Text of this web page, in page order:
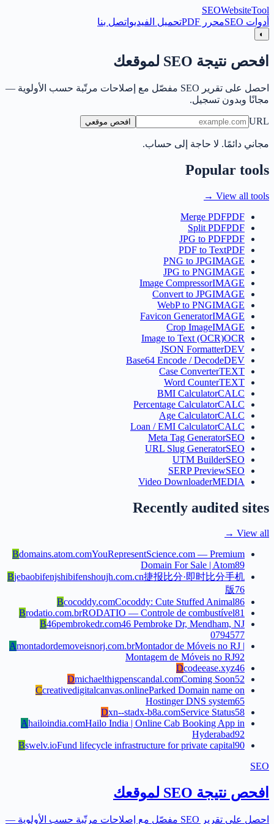
SEOWebsiteTool
أدوات SEO
محرر PDF تحميل الفيديو اتصل بنا
◐
افحص نتيجة SEO لموقعك
احصل على تقرير SEO مفصّل مع إصلاحات مرتّبة حسب الأولوية —
مجانًا وبدون تسجيل.
URL افحص موقعي
مجاني دائمًا. لا حاجة إلى حساب.
Popular tools
View all tools →
Merge PDFPDF
Split PDFPDF
JPG to PDFPDF
PDF to TextPDF
PNG to JPGIMAGE
JPG to PNGIMAGE
Image CompressorIMAGE
Convert to JPGIMAGE
WebP to PNGIMAGE
Favicon GeneratorIMAGE
Crop ImageIMAGE
Image to Text (OCR)OCR
JSON FormatterDEV
Base64 Encode / DecodeDEV
Case ConverterTEXT
Word CounterTEXT
BMI CalculatorCALC
Percentage CalculatorCALC
Age CalculatorCALC
Loan / EMI CalculatorCALC
Meta Tag GeneratorSEO
URL Slug GeneratorSEO
UTM BuilderSEO
SERP PreviewSEO
Video DownloaderMEDIA
Recently audited sites
View all →
Bdomains.atom.comYouRepresentScience.com — Premium
Domain For Sale | Atom89
Bjebaobifenjshibifenshoujh.com.cn捷报比分·即时比分手机
版76
Bcocoddy.comCocoddy: Cute Stuffed Animal86
Brodatio.com.brRODATIO — Controle de combustível81
B46pembrokedr.com46 Pembroke Dr, Mendham, NJ
0794577
Amontadordemoveisnorj.com.brMontador de Móveis no RJ |
Montagem de Móveis no RJ92
Dcodeease.xyz46
Dmichaelthigpenscandal.comComing Soon52
Ccreativedigitalcanvas.onlineParked Domain name on
Hostinger DNS system65
Dxn--stadx-b8a.comService Status58
Ahailoindia.comHailo India | Online Cab Booking App in
Hyderabad92
Bswelv.ioFund lifecycle infrastructure for private capital90
SEO
افحص نتيجة SEO لموقعك
احصل على تقرير SEO مفصّل مع إصلاحات مرتّبة حسب الأولوية —